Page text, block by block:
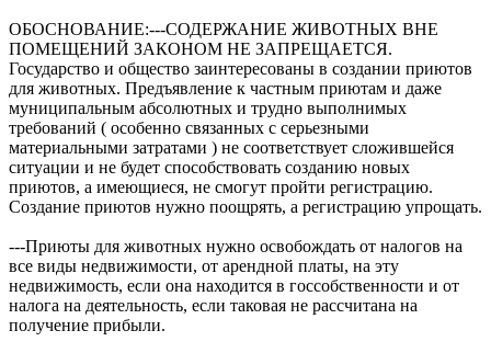
ОБОСНОВАНИЕ:---СОДЕРЖАНИЕ ЖИВОТНЫХ ВНЕ
ПОМЕЩЕНИЙ ЗАКОНОМ НЕ ЗАПРЕЩАЕТСЯ.
Государство и общество заинтересованы в создании приютов
для животных. Предъявление к частным приютам и даже
муниципальным абсолютных и трудно выполнимых
требований ( особенно связанных с серьезными
материальными затратами ) не соответствует сложившейся
ситуации и не будет способствовать созданию новых
приютов, а имеющиеся, не смогут пройти регистрацию.
Создание приютов нужно поощрять, а регистрацию упрощать.
---Приюты для животных нужно освобождать от налогов на
все виды недвижимости, от арендной платы, на эту
недвижимость, если она находится в госсобственности и от
налога на деятельность, если таковая не рассчитана на
получение прибыли.